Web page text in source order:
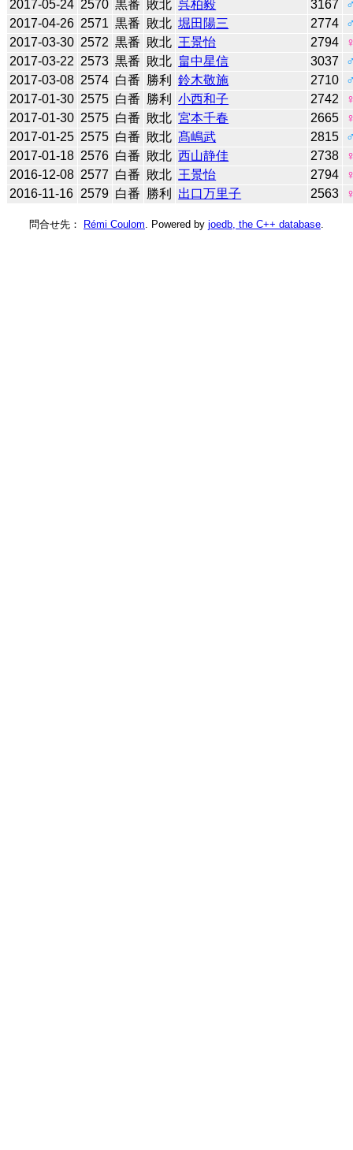
2017-05-24 2570 黒番 敗北 呉柏毅 3167
2017-04-26 2571 黒番 敗北 堀田陽三 2774
2017-03-30 2572 黒番 敗北 王景怡 2794
2017-03-22 2573 黒番 敗北 畠中星信 3037
2017-03-08 2574 白番 勝利 鈴木敬施 2710
2017-01-30 2575 白番 勝利 小西和子 2742
2017-01-30 2575 白番 敗北 宮本千春 2665
2017-01-25 2575 白番 敗北 髙嶋武 2815
2017-01-18 2576 白番 敗北 西山静佳 2738
2016-12-08 2577 白番 敗北 王景怡 2794
2016-11-16 2579 白番 勝利 出口万里子 2563
問合せ先： Rémi Coulom . Powered by joedb, the C++ database